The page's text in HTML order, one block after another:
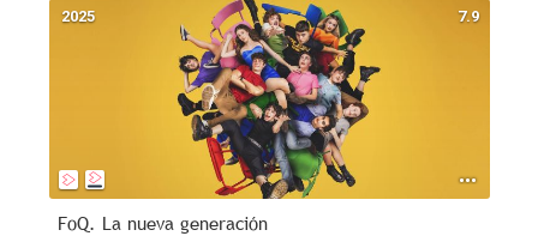
7.9
2025
FoQ. La nueva generación